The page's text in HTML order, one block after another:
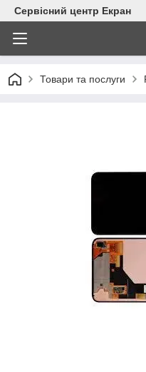
Сервісний центр Екран
Товари та послуги